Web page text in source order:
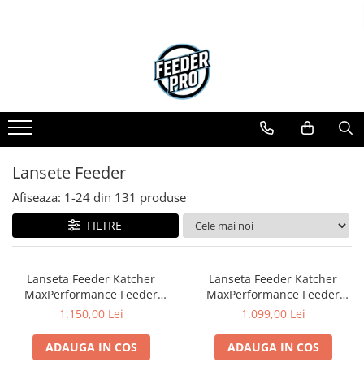
Mulinete
Accesorii Diverse
Mincioguri si Juvelnice
Scaune si Accesorii
Bagajerie Pescuit
Accesorii Nadire
Carlige
Nade si Momeli
Accesorii Monturi
Lansete Feeder
Afiseaza: 1-24 din 131 produse
FILTRE
Lanseta Feeder Katcher
MaxPerformance Feeder
4.20m 140g | Katcher
1.150,00 Lei
ADAUGA IN COS
Lanseta Feeder Katcher
MaxPerformance Feeder
3.90m 120g | Katcher
1.099,00 Lei
ADAUGA IN COS